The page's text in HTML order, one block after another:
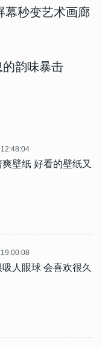
幕秒变艺术画廊
韵味暴击
壁纸 好看的壁纸又
人眼球 会喜欢很久